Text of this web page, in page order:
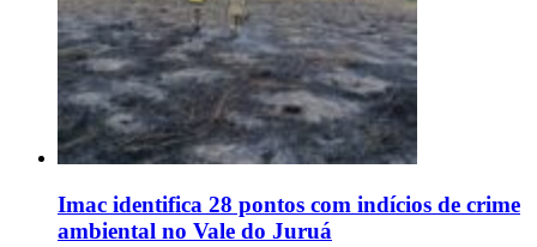
Imac identifica 28 pontos com indícios de crime
ambiental no Vale do Juruá